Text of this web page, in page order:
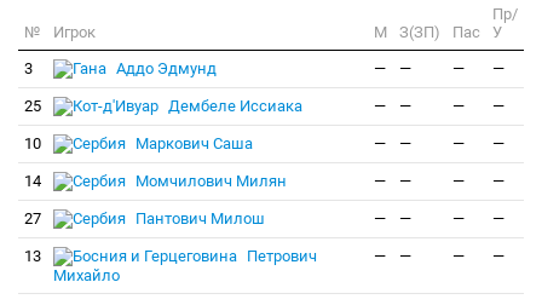
№ Игрок M З(ЗП) Пас
Пр/
У
3
Аддо Эдмунд — — — —
25 Дембеле Иссиака — — — —
10 Маркович Саша — — — —
14 Момчилович Милян — — — —
27 Пантович Милош — — — —
13
Петрович
Михайло
— — — —